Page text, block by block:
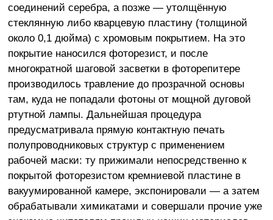
соединений серебра, а позже — утолщённую
стеклянную либо кварцевую пластину (толщиной
около 0,1 дюйма) с хромовым покрытием. На это
покрытие наносился фоторезист, и после
многократной шаговой засветки в фоторепитере
производилось травление до прозрачной основы
там, куда не попадали фотоны от мощной дуговой
ртутной лампы. Дальнейшая процедура
предусматривала прямую контактную печать
полупроводниковых структур с применением
рабочей маски: ту прижимали непосредственно к
покрытой фоторезистом кремниевой пластине в
вакуумированной камере, экспонировали — а затем
обрабатывали химикатами и совершали прочие уже